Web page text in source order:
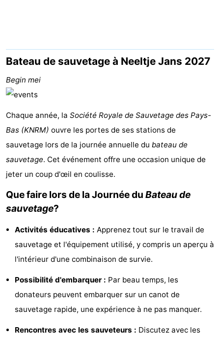
Buitenheem
-
De
Oase
-
Duinoord
Ginsterveld
Julianahoeve
-
Livingstone
Port
Greve
-
Port
Zélande
-
Resort
Haamstede
-
Résidence
't
Hof
Schouwen
-
Schouwse
Bateau de sauvetage à Neeltje Jans 2027
Begin mei
Chaque année, la Société Royale de Sauvetage des Pays-
Bas (KNRM) ouvre les portes de ses stations de
sauvetage lors de la journée annuelle du bateau de
sauvetage. Cet événement offre une occasion unique de
jeter un coup d'œil en coulisse.
Que faire lors de la Journée du Bateau de
sauvetage?
Activités éducatives : Apprenez tout sur le travail de
sauvetage et l'équipement utilisé, y compris un aperçu à
l'intérieur d'une combinaison de survie.
Possibilité d'embarquer : Par beau temps, les
donateurs peuvent embarquer sur un canot de
sauvetage rapide, une expérience à ne pas manquer.
Rencontres avec les sauveteurs : Discutez avec les